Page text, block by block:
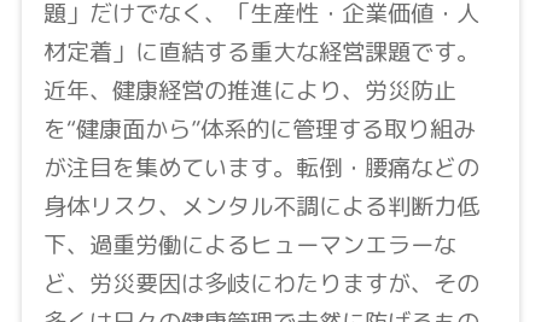
題」だけでなく、「生産性・企業価値・人
材定着」に直結する重大な経営課題です。
近年、健康経営の推進により、労災防止
を“健康面から”体系的に管理する取り組み
が注目を集めています。転倒・腰痛などの
身体リスク、メンタル不調による判断力低
下、過重労働によるヒューマンエラーな
ど、労災要因は多岐にわたりますが、その